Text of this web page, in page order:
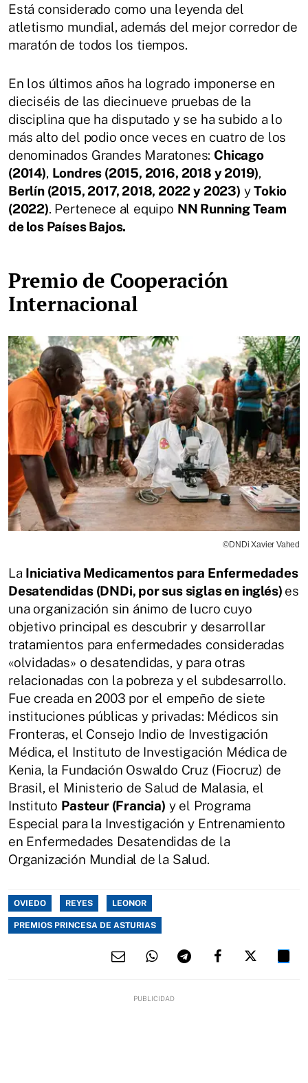
Está considerado como una leyenda del
atletismo mundial, además del mejor corredor de
maratón de todos los tiempos.
En los últimos años ha logrado imponerse en
dieciséis de las diecinueve pruebas de la
disciplina que ha disputado y se ha subido a lo
más alto del podio once veces en cuatro de los
denominados Grandes Maratones: Chicago
(2014), Londres (2015, 2016, 2018 y 2019),
Berlín (2015, 2017, 2018, 2022 y 2023) yTokio
(2022). Pertenece al equipo NN Running Team
de los Países Bajos.
Premio de Cooperación
Internacional
©DNDi Xavier Vahed
La Iniciativa Medicamentos para Enfermedades
Desatendidas (DNDi, por sus siglas en inglés) es
una organización sin ánimo de lucro cuyo
objetivo principal es descubrir y desarrollar
tratamientos para enfermedades consideradas
«olvidadas» o desatendidas, y para otras
relacionadas con la pobreza y el subdesarrollo.
Fue creada en 2003 por el empeño de siete
instituciones públicas y privadas: Médicos sin
Fronteras, el Consejo Indio de Investigación
Médica, el Instituto de Investigación Médica de
Kenia, la Fundación Oswaldo Cruz (Fiocruz) de
Brasil, el Ministerio de Salud de Malasia, el
Instituto Pasteur (Francia) y el Programa
Especial para la Investigación y Entrenamiento
en Enfermedades Desatendidas de la
Organización Mundial de la Salud.
OVIEDO REYES LEONOR
PREMIOS PRINCESA DE ASTURIAS